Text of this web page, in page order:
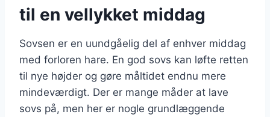
til en vellykket middag
Sovsen er en uundgåelig del af enhver middag
med forloren hare. En god sovs kan løfte retten
til nye højder og gøre måltidet endnu mere
mindeværdigt. Der er mange måder at lave
sovs på, men her er nogle grundlæggende